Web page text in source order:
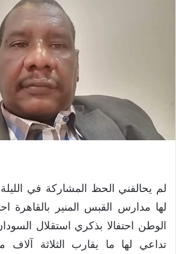
لم يحالفني الحظ المشاركة في
لها مدارس القبس المنير بالقاهرة
الوطن احتفالا بذكري استقلال
تداعي لها ما يقارب الثلاثة آلاف